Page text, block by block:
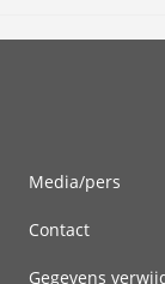
Media/pers
Contact
Gegevens